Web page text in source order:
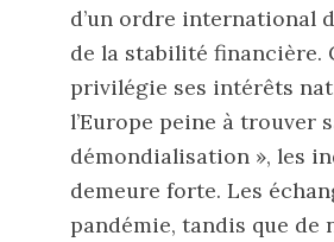
d’un ordre international
de la stabilité financière.
privilégie ses intérêts
l’Europe peine à trouver
démondialisation », les
demeure forte. Les
pandémie, tandis que de